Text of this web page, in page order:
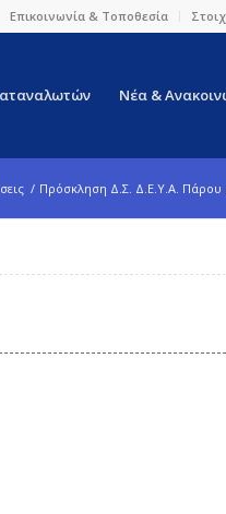
Επικοινωνία & Τοποθεσία
Νέα &
/ Πρόσκληση Δ.Σ. Δ.Ε.Υ.Α. Πάρου